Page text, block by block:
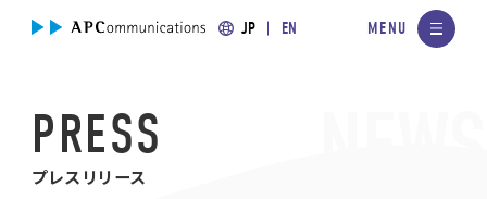
JP EN
PRESS
プレスリリース